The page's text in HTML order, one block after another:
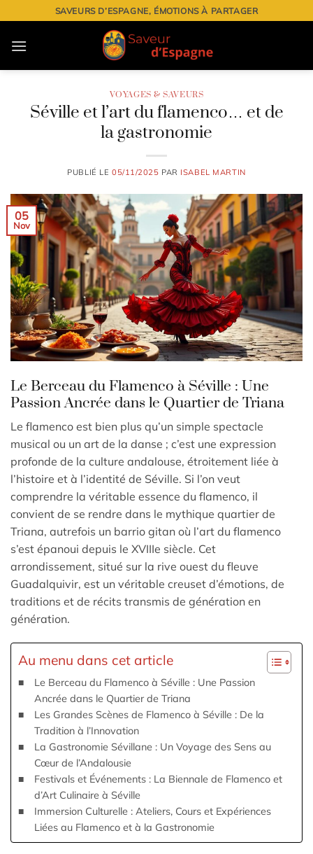
au
contenu
SAVEURS D’ESPAGNE, ÉMOTIONS À PARTAGER
VOYAGES & SAVEURS
Séville et l’art du flamenco… et de
la gastronomie
PUBLIÉ LE 05/11/2025 PAR ISABEL MARTIN
05
Nov
Le Berceau du Flamenco à Séville : Une
Passion Ancrée dans le Quartier de Triana
Le flamenco est bien plus qu’un simple spectacle
musical ou un art de la danse ; c’est une expression
profonde de la culture andalouse, étroitement liée à
l’histoire et à l’identité de Séville. Si l’on veut
comprendre la véritable essence du flamenco, il
convient de se rendre dans le mythique quartier de
Triana, autrefois un barrio gitan où l’art du flamenco
s’est épanoui depuis le XVIIIe siècle. Cet
arrondissement, situé sur la rive ouest du fleuve
Guadalquivir, est un véritable creuset d’émotions, de
traditions et de récits transmis de génération en
génération.
Au menu dans cet article
Le Berceau du Flamenco à Séville : Une Passion
Ancrée dans le Quartier de Triana
Les Grandes Scènes de Flamenco à Séville : De la
Tradition à l’Innovation
La Gastronomie Sévillane : Un Voyage des Sens au
Cœur de l’Andalousie
Festivals et Événements : La Biennale de Flamenco et
d’Art Culinaire à Séville
Immersion Culturelle : Ateliers, Cours et Expériences
Liées au Flamenco et à la Gastronomie